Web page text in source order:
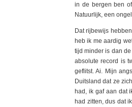
in de bergen ben
Natuurlijk, een
Dat rijbewijs
heb ik me aardig
tijd minder is dan
absolute record is
geflitst. Ai. Mijn
Duitsland dat ze
had, ik gaf aan dat
had zitten, dus dat